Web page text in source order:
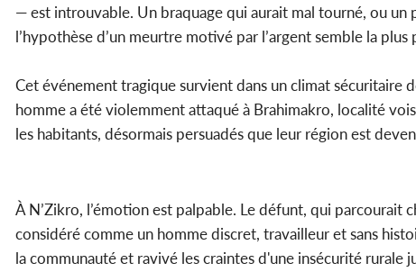
— est introuvable. Un braquage qui aurait mal tourné, ou
l’hypothèse d’un meurtre motivé par l’argent semble la plus
Cet événement tragique survient dans un climat sécuritaire
homme a été violemment attaqué à Brahimakro, localité
les habitants, désormais persuadés que leur région est
À N’Zikro, l’émotion est palpable. Le défunt, qui parcourait
considéré comme un homme discret, travailleur et sans
la communauté et ravivé les craintes d'une insécurité rurale